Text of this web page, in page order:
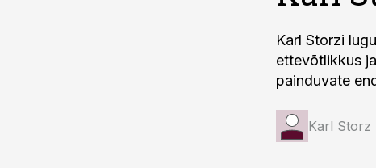
Karl Storzi
ettevõtlikkus
painduvate
Karl Storz